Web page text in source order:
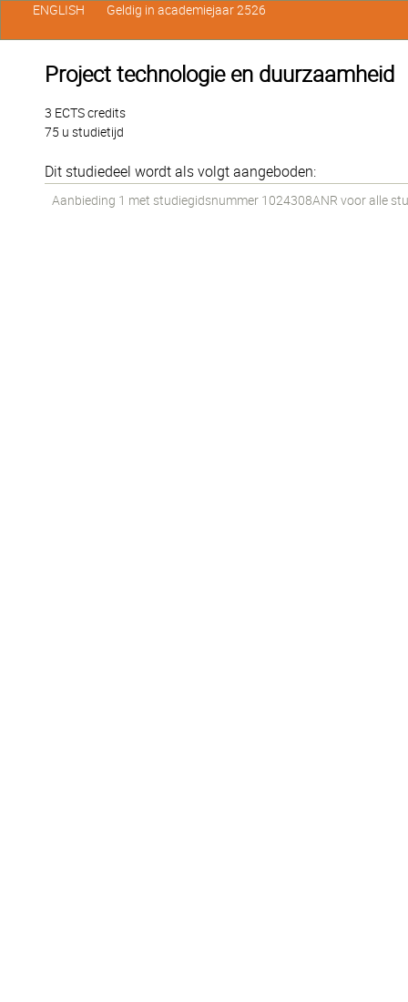
Project technologie en duurzaamheid
3 ECTS credits
75 u studietijd
Dit studiedeel wordt als volgt aangeboden:
Aanbieding 1 met studiegidsnummer 1024308ANR voor alle
ENGLISH Geldig in academiejaar 2526